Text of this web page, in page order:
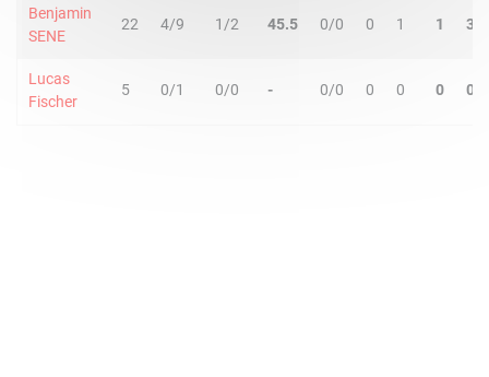
Benjamin
SENE
22 4/9 1/2 45.5 0/0 0 1 1 3
Lucas
Fischer
5 0/1 0/0 - 0/0 0 0 0 0